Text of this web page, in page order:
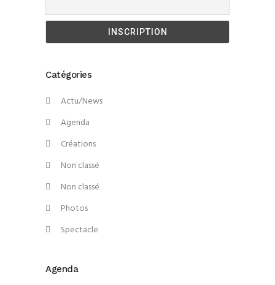
Catégories
Actu/News
Agenda
Créations
Non classé
Non classé
Photos
Spectacle
Agenda